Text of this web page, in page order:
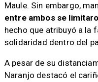
Maule. Sin embargo,
entre ambos se
hecho que atribuyó a la
solidaridad dentro del
A pesar de su
Naranjo destacó el